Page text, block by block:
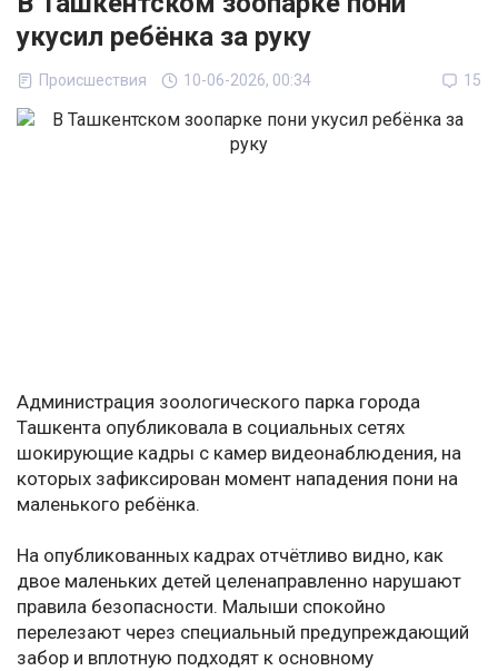
укусил ребёнка за руку
Происшествия 10-06-2026, 00:34 15
Администрация зоологического парка города
Ташкента опубликовала в социальных сетях
шокирующие кадры с камер видеонаблюдения, на
которых зафиксирован момент нападения пони на
маленького ребёнка.
На опубликованных кадрах отчётливо видно, как
двое маленьких детей целенаправленно нарушают
правила безопасности. Малыши спокойно
перелезают через специальный предупреждающий
забор и вплотную подходят к основному